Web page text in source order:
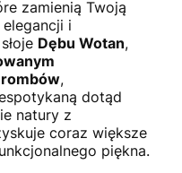
zamienią Twoją
elegancji i
Dębu Wotan,
,
dotąd
natury z
coraz większe
piękna.